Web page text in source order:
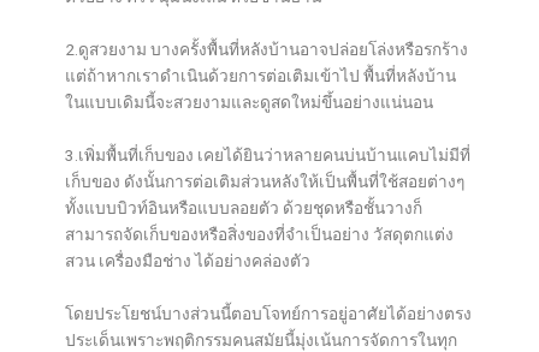
2.ดูสวยงาม บางครั้งพื้นที่หลังบ้านอาจปล่อยโล่งหรือรกร้าง
แต่ถ้าหากเราดำเนินด้วยการต่อเติมเข้าไป พื้นที่หลังบ้าน
ในแบบเดิมนี้จะสวยงามและดูสดใหม่ขึ้นอย่างแน่นอน
3.เพิ่มพื้นที่เก็บของ เคยได้ยินว่าหลายคนบ่นบ้านแคบไม่มีที่
เก็บของ ดังนั้นการต่อเติมส่วนหลังให้เป็นพื้นที่ใช้สอยต่างๆ
ทั้งแบบบิวท์อินหรือแบบลอยตัว ด้วยชุดหรือชั้นวางก็
สามารถจัดเก็บของหรือสิ่งของที่จำเป็นอย่าง วัสดุตกแต่ง
สวน เครื่องมือช่าง ได้อย่างคล่องตัว
โดยประโยชน์บางส่วนนี้ตอบโจทย์การอยู่อาศัยได้อย่างตรง
ประเด็นเพราะพฤติกรรมคนสมัยนี้มุ่งเน้นการจัดการในทุก